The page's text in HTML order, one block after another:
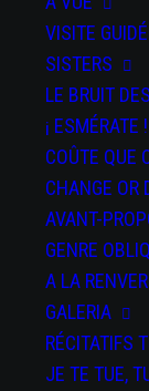
VISITE
SISTERS
LE BRUIT
¡
COÛTE QUE
CHANGE OR
AVANT-
GENRE
A LA
GALERIA
RÉCITATIFS
JE TE TUE,